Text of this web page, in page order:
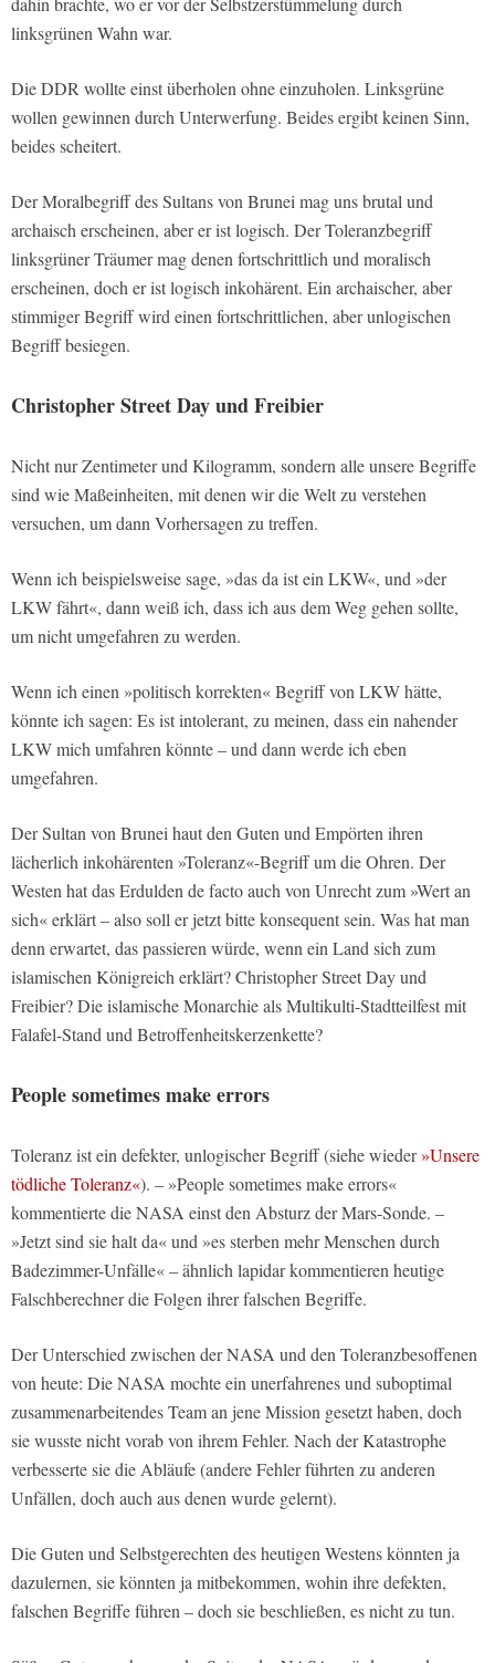
linksgrünen Wahn war.
Die DDR wollte einst überholen ohne einzuholen. Linksgrüne
wollen gewinnen durch Unterwerfung. Beides ergibt keinen Sinn,
beides scheitert.
Der Moralbegriff des Sultans von Brunei mag uns brutal und
archaisch erscheinen, aber er ist logisch. Der Toleranzbegriff
linksgrüner Träumer mag denen fortschrittlich und moralisch
erscheinen, doch er ist logisch inkohärent. Ein archaischer, aber
stimmiger Begriff wird einen fortschrittlichen, aber unlogischen
Begriff besiegen.
Christopher Street Day und Freibier
Nicht nur Zentimeter und Kilogramm, sondern alle unsere Begriffe
sind wie Maßeinheiten, mit denen wir die Welt zu verstehen
versuchen, um dann Vorhersagen zu treffen.
Wenn ich beispielsweise sage, »das da ist ein LKW«, und »der
LKW fährt«, dann weiß ich, dass ich aus dem Weg gehen sollte,
um nicht umgefahren zu werden.
Wenn ich einen »politisch korrekten« Begriff von LKW hätte,
könnte ich sagen: Es ist intolerant, zu meinen, dass ein nahender
LKW mich umfahren könnte – und dann werde ich eben
umgefahren.
Der Sultan von Brunei haut den Guten und Empörten ihren
lächerlich inkohärenten »Toleranz«-Begriff um die Ohren. Der
Westen hat das Erdulden de facto auch von Unrecht zum »Wert an
sich« erklärt – also soll er jetzt bitte konsequent sein. Was hat man
denn erwartet, das passieren würde, wenn ein Land sich zum
islamischen Königreich erklärt? Christopher Street Day und
Freibier? Die islamische Monarchie als Multikulti-Stadtteilfest mit
Falafel-Stand und Betroffenheitskerzenkette?
People sometimes make errors
Toleranz ist ein defekter, unlogischer Begriff (siehe wieder»Unsere
tödliche Toleranz«). – »People sometimes make errors«
kommentierte die NASA einst den Absturz der Mars-Sonde. –
»Jetzt sind sie halt da« und »es sterben mehr Menschen durch
Badezimmer-Unfälle« – ähnlich lapidar kommentieren heutige
Falschberechner die Folgen ihrer falschen Begriffe.
Der Unterschied zwischen der NASA und den Toleranzbesoffenen
von heute: Die NASA mochte ein unerfahrenes und suboptimal
zusammenarbeitendes Team an jene Mission gesetzt haben, doch
sie wusste nicht vorab von ihrem Fehler. Nach der Katastrophe
verbesserte sie die Abläufe (andere Fehler führten zu anderen
Unfällen, doch auch aus denen wurde gelernt).
Die Guten und Selbstgerechten des heutigen Westens könnten ja
dazulernen, sie könnten ja mitbekommen, wohin ihre defekten,
falschen Begriffe führen – doch sie beschließen, es nicht zu tun.